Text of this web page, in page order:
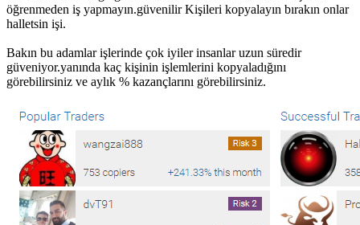
öğrenmeden iş yapmayın.güvenilir Kişileri kopyalayın bırakın onlar
halletsin işi.
Bakın bu adamlar işlerinde çok iyiler insanlar uzun süredir
güveniyor.yanında kaç kişinin işlemlerini kopyaladığını
görebilirsiniz ve aylık % kazançlarını görebilirsiniz.